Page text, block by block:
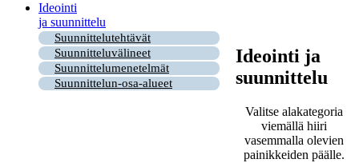
Ideointi
ja suunnittelu
Suunnittelutehtävät
Suunnitteluvälineet
Suunnittelumenetelmät
Suunnittelun-osa-alueet
Ideointi ja
suunnittelu
Valitse alakategoria
viemällä hiiri
vasemmalla olevien
painikkeiden päälle.